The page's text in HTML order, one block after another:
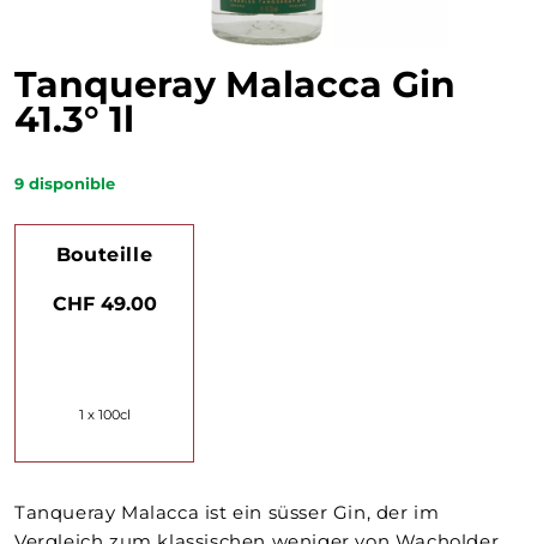
Tanqueray Malacca Gin
41.3° 1l
9 disponible
Bouteille
CHF 49.00
1 x 100cl
Tanqueray Malacca ist ein süsser Gin, der im